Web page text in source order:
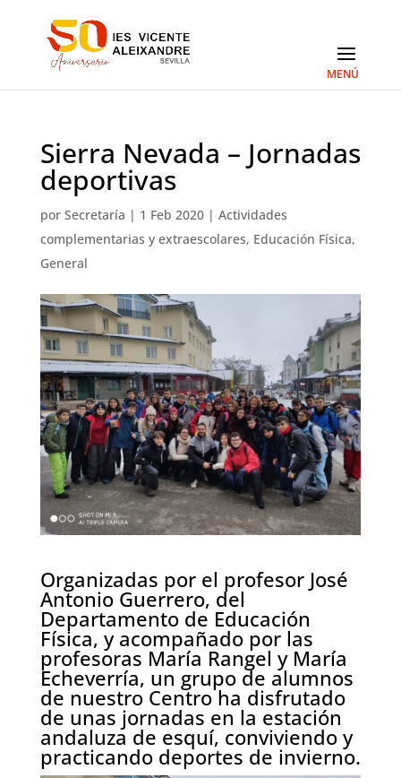
Sierra Nevada – Jornadas
deportivas
por Secretaría | 1 Feb 2020| Actividades
complementarias y extraescolares, Educación Física,
General
Organizadas por el profesor José
Antonio Guerrero, del
Departamento de Educación
Física, y acompañado por las
profesoras María Rangel y María
Echeverría, un grupo de alumnos
de nuestro Centro ha disfrutado
de unas jornadas en la estación
andaluza de esquí, conviviendo y
practicando deportes de invierno.